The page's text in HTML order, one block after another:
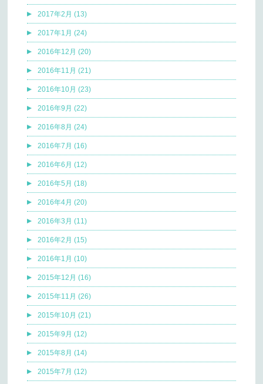
2017年2月 (13)
2017年1月 (24)
2016年12月 (20)
2016年11月 (21)
2016年10月 (23)
2016年9月 (22)
2016年8月 (24)
2016年7月 (16)
2016年6月 (12)
2016年5月 (18)
2016年4月 (20)
2016年3月 (11)
2016年2月 (15)
2016年1月 (10)
2015年12月 (16)
2015年11月 (26)
2015年10月 (21)
2015年9月 (12)
2015年8月 (14)
2015年7月 (12)